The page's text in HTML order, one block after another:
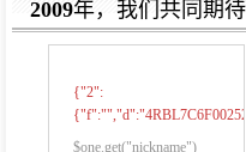
2009年，我们共同期
{"2":
$one.get("nickname")